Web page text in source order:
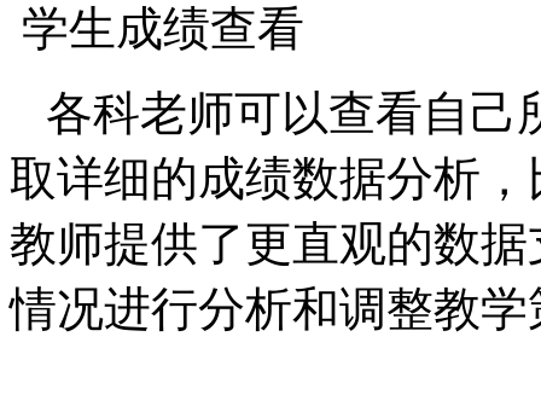
学生成绩查看
各科老师可以查看自己
取详细的成绩数据分析
教师提供了更直观的数
情况进行分析和调整教学